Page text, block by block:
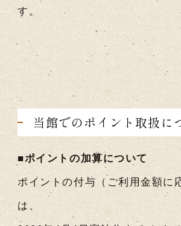
す。
当館でのポイント取扱に
■ポイントの加算について
ポイントの付与（ご利用金額に
は、